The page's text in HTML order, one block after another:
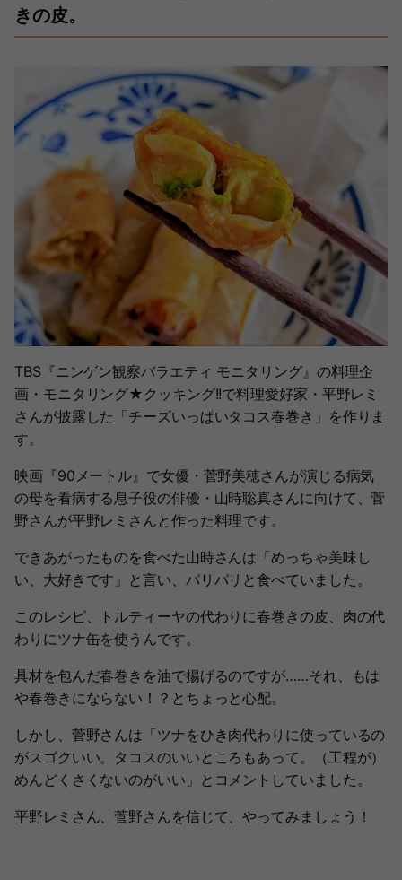
きの皮。
TBS『ニンゲン観察バラエティ モニタリング』の料理企
画・モニタリング★クッキング!!で料理愛好家・平野レミ
さんが披露した「チーズいっぱいタコス春巻き」を作りま
す。
映画『90メートル』で女優・菅野美穂さんが演じる病気
の母を看病する息子役の俳優・山時聡真さんに向けて、菅
野さんが平野レミさんと作った料理です。
できあがったものを食べた山時さんは「めっちゃ美味し
い、大好きです」と言い、パリパリと食べていました。
このレシピ、トルティーヤの代わりに春巻きの皮、肉の代
わりにツナ缶を使うんです。
具材を包んだ春巻きを油で揚げるのですが……それ、もは
や春巻きにならない！？とちょっと心配。
しかし、菅野さんは「ツナをひき肉代わりに使っているの
がスゴクいい。タコスのいいところもあって。（工程が）
めんどくさくないのがいい」とコメントしていました。
平野レミさん、菅野さんを信じて、やってみましょう！